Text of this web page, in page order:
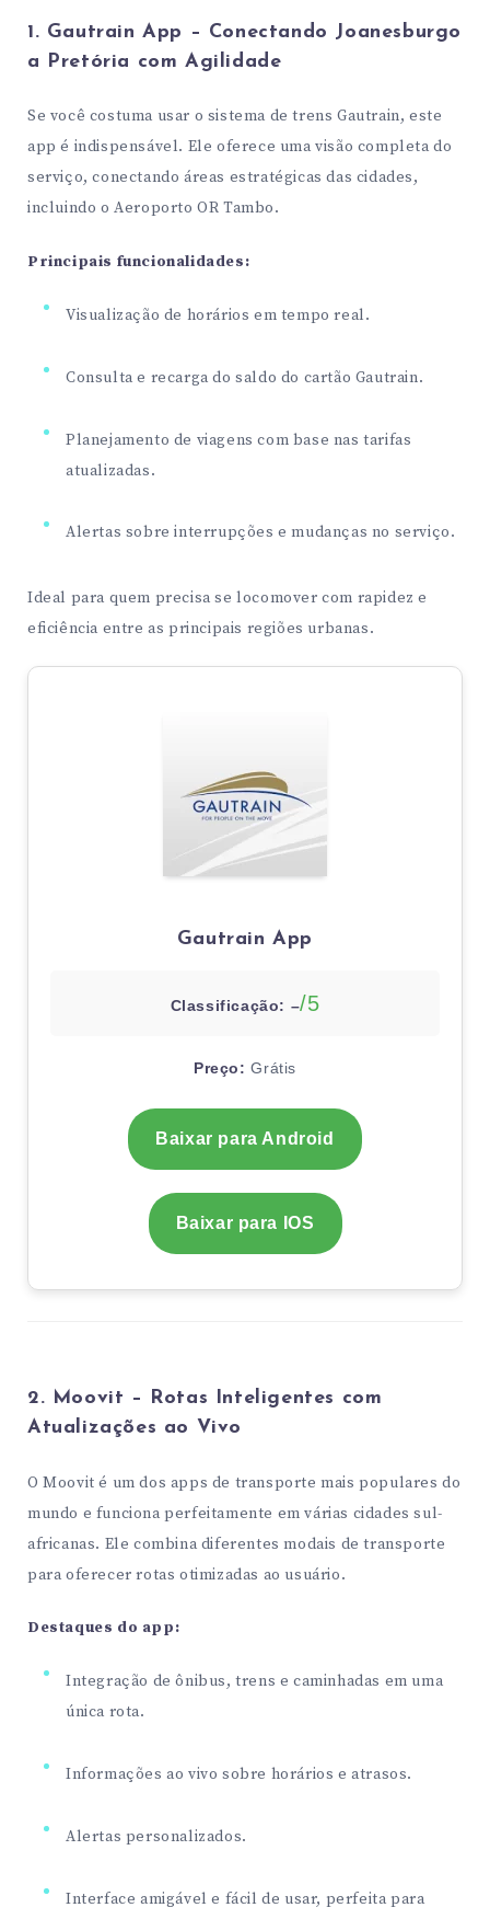
1. Gautrain App – Conectando Joanesburgo
a Pretória com Agilidade
Se você costuma usar o sistema de trens Gautrain, este
app é indispensável. Ele oferece uma visão completa do
serviço, conectando áreas estratégicas das cidades,
incluindo o Aeroporto OR Tambo.
Principais funcionalidades:
Visualização de horários em tempo real.
Consulta e recarga do saldo do cartão Gautrain.
Planejamento de viagens com base nas tarifas
atualizadas.
Alertas sobre interrupções e mudanças no serviço.
Ideal para quem precisa se locomover com rapidez e
eficiência entre as principais regiões urbanas.
Gautrain App
Classificação: –/5
Preço: Grátis
Baixar para Android
Baixar para IOS
2. Moovit – Rotas Inteligentes com
Atualizações ao Vivo
O Moovit é um dos apps de transporte mais populares do
mundo e funciona perfeitamente em várias cidades sul-
africanas. Ele combina diferentes modais de transporte
para oferecer rotas otimizadas ao usuário.
Destaques do app:
Integração de ônibus, trens e caminhadas em uma
única rota.
Informações ao vivo sobre horários e atrasos.
Alertas personalizados.
Interface amigável e fácil de usar, perfeita para